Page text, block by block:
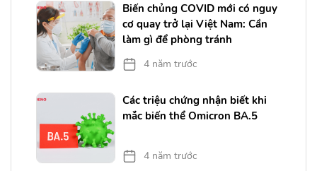
Biến chủng COVID mới có nguy
cơ quay trở lại Việt Nam: Cần
làm gì để phòng tránh
4 năm trước
Các triệu chứng nhận biết khi
mắc biến thể Omicron BA.5
4 năm trước